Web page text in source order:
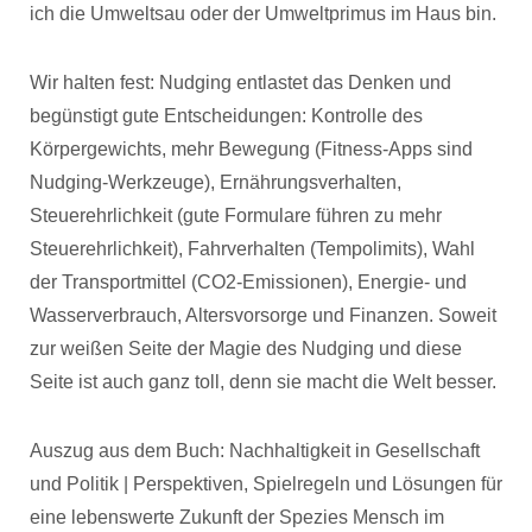
ich die Umweltsau oder der Umweltprimus im Haus bin.
Wir halten fest: Nudging entlastet das Denken und
begünstigt gute Entscheidungen: Kontrolle des
Körpergewichts, mehr Bewegung (Fitness-Apps sind
Nudging-Werkzeuge), Ernährungsverhalten,
Steuerehrlichkeit (gute Formulare führen zu mehr
Steuerehrlichkeit), Fahrverhalten (Tempolimits), Wahl
der Transportmittel (CO2-Emissionen), Energie- und
Wasserverbrauch, Altersvorsorge und Finanzen. Soweit
zur weißen Seite der Magie des Nudging und diese
Seite ist auch ganz toll, denn sie macht die Welt besser.
Auszug aus dem Buch: Nachhaltigkeit in Gesellschaft
und Politik | Perspektiven, Spielregeln und Lösungen für
eine lebenswerte Zukunft der Spezies Mensch im